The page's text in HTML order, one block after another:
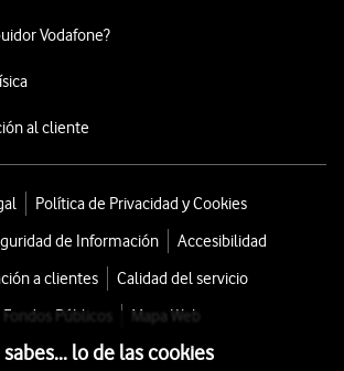
Vodafone?
al cliente
Política de Privacidad y Cookies
de Información
Accesibilidad
a clientes
Calidad del servicio
Fondos Públicos
Mapa Web
sabes... lo de las cookies